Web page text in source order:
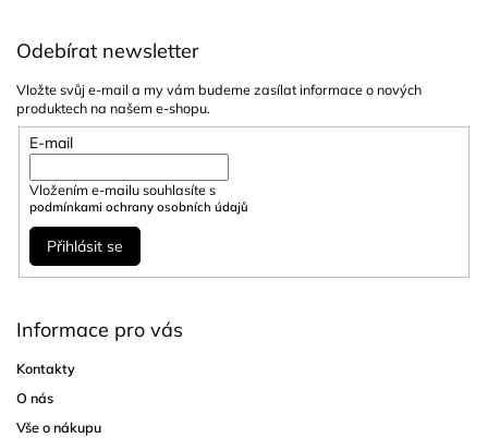
p
i
s
Odebírat newsletter
Vložte svůj e-mail a my vám budeme zasílat informace o nových
produktech na našem e-shopu.
E-mail
Vložením e-mailu souhlasíte s
podmínkami ochrany osobních údajů
Přihlásit se
Informace pro vás
Kontakty
O nás
Vše o nákupu